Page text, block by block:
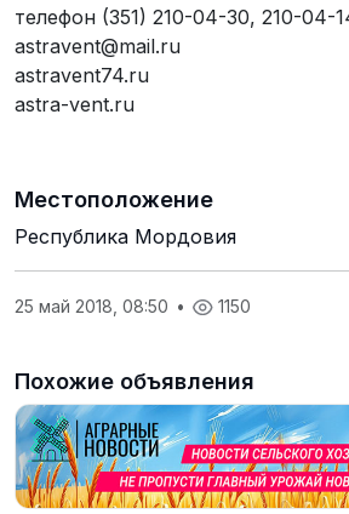
телефон (351) 210-04-30, 210-04-
astravent@mail.ru
astravent74.ru
astra-vent.ru
Местоположение
Республика Мордовия
25 май 2018, 08:50 • 1150
Похожие объявления